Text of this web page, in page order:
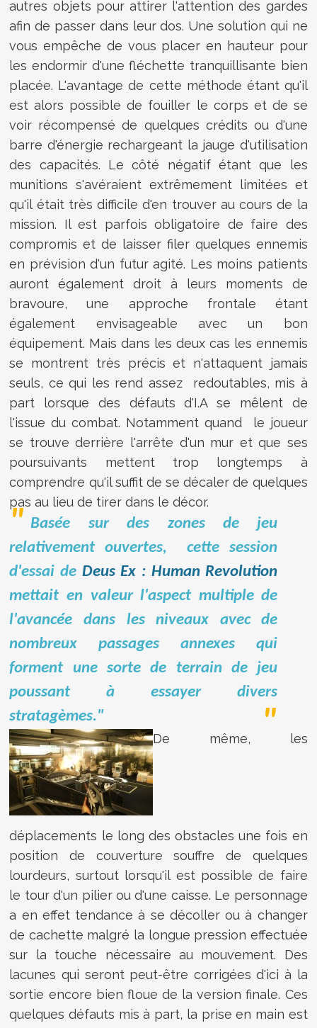
autres objets pour attirer l'attention des gardes
afin de passer dans leur dos. Une solution qui ne
vous empêche de vous placer en hauteur pour
les endormir d'une fléchette tranquillisante bien
placée. L'avantage de cette méthode étant qu'il
est alors possible de fouiller le corps et de se
voir récompensé de quelques crédits ou d'une
barre d'énergie rechargeant la jauge d'utilisation
des capacités. Le côté négatif étant que les
munitions s'avéraient extrêmement limitées et
qu'il était très difficile d'en trouver au cours de la
mission. Il est parfois obligatoire de faire des
compromis et de laisser filer quelques ennemis
en prévision d'un futur agité. Les moins patients
auront également droit à leurs moments de
bravoure, une approche frontale étant
également envisageable avec un bon
équipement. Mais dans les deux cas les ennemis
se montrent très précis et n'attaquent jamais
seuls, ce qui les rend assez redoutables, mis à
part lorsque des défauts d'I.A se mêlent de
l'issue du combat. Notamment quand le joueur
se trouve derrière l'arrête d'un mur et que ses
poursuivants mettent trop longtemps à
comprendre qu'il suffit de se décaler de quelques
pas au lieu de tirer dans le décor.
Basée sur des zones de jeu
relativement ouvertes, cette session
d'essai de Deus Ex : Human Revolution
mettait en valeur l'aspect multiple de
l'avancée dans les niveaux avec de
nombreux passages annexes qui
forment une sorte de terrain de jeu
poussant à essayer divers
stratagèmes."
De même, les
déplacements le long des obstacles une fois en
position de couverture souffre de quelques
lourdeurs, surtout lorsqu'il est possible de faire
le tour d'un pilier ou d'une caisse. Le personnage
a en effet tendance à se décoller ou à changer
de cachette malgré la longue pression effectuée
sur la touche nécessaire au mouvement. Des
lacunes qui seront peut-être corrigées d'ici à la
sortie encore bien floue de la version finale. Ces
quelques défauts mis à part, la prise en main est